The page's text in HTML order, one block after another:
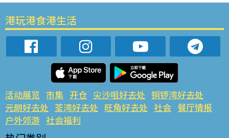
港玩港食港生活
活动展览 市集 开仓 尖沙咀好去处 铜锣湾好去处
元朗好去处 荃湾好去处 旺角好去处 社会 餐厅情报
户外郊游 社会福利